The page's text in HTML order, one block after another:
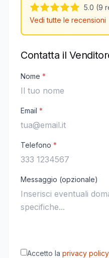
5.0 (9
Vedi tutte le recensioni
Contatta il
Nome *
Email *
Telefono *
Messaggio (opzionale)
Accetto la privacy policy